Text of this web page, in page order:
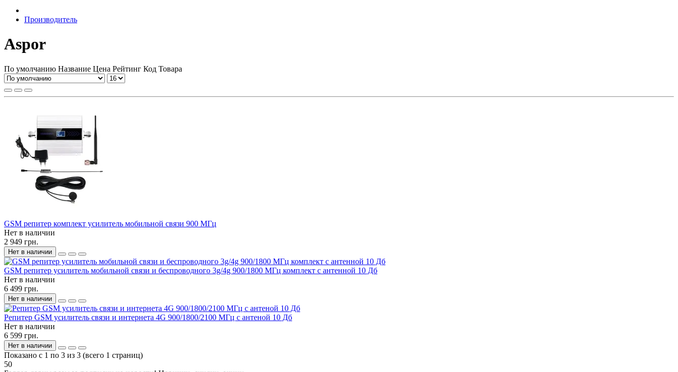
Производитель
Aspor
По умолчанию Название Цена Рейтинг Код Товара
GSM репитер комплект усилитель мобильной связи 900 МГц
Нет в наличии
2 949 грн.
Нет в наличии
GSM репитер усилитель мобильной связи и беспроводного 3g/4g 900/1800 МГц комплект с антенной 10 Дб
Нет в наличии
6 499 грн.
Нет в наличии
Репитер GSM усилитель связи и интернета 4G 900/1800/2100 МГц с антеной 10 Дб
Нет в наличии
6 599 грн.
Нет в наличии
Показано с 1 по 3 из 3 (всего 1 страниц)
50